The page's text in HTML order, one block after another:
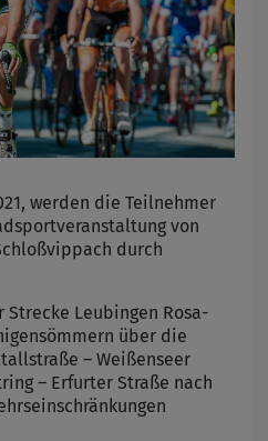
werden die Teilnehmer
von
durch
Strecke Leubingen Rosa-
über die
– Weißenseer
– Erfurter Straße nach